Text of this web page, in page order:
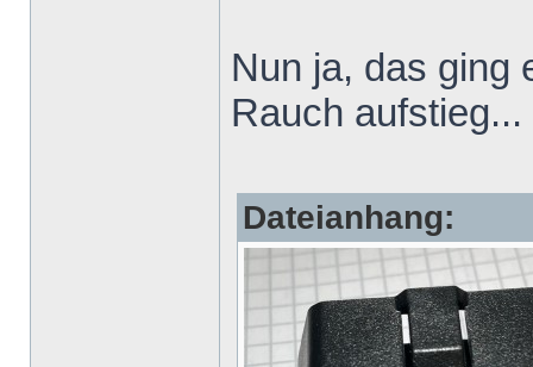
Nun ja, das ging
Rauch aufstieg...
Dateianhang: